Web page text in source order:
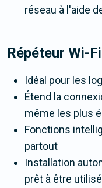
réseau à l'aide
Répéteur Wi-
Idéal pour les
Étend la
même les plus
Fonctions
partout
Installation
prêt à être utilisé